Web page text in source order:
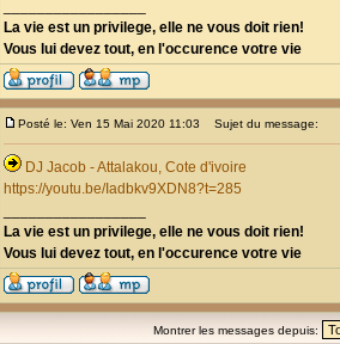
La vie est un privilege, elle ne vous doit rien!
Vous lui devez tout, en l'occurence votre vie
Posté le: Ven 15 Mai 2020 11:03 Sujet du message:
DJ Jacob - Attalakou, Cote d'ivoire
https://youtu.be/Iadbkv9XDN8?t=285
La vie est un privilege, elle ne vous doit rien!
Vous lui devez tout, en l'occurence votre vie
Montrer les messages depuis: